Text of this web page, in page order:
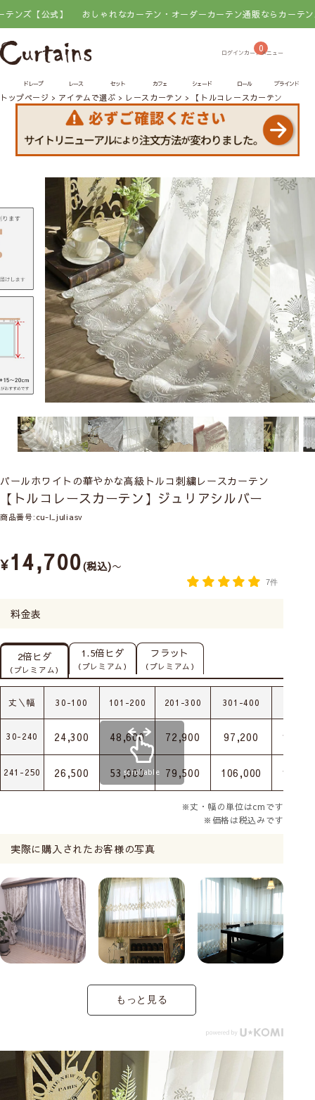
】 おしゃれなカーテン・オーダーカーテン通販ならカーテンズ【公式】
0
ドレープ レース セット カフェ シェード ロール ブラインド
トップページ アイテムで選ぶ レースカーテン 【トルコレースカーテン】ジュ
パールホワイトの華やかな高級トルコ刺繍レースカーテン
【トルコレースカーテン】ジュリアシルバー
商品番号 cu-l_juliasv
¥14,700 税込 〜
7件
料金表
2倍ヒダ
（プレミアム）
1.5倍ヒダ
（プレミアム）
フラット
（プレミアム）
丈＼幅 30-100 101-200 201-300 301-400
30-240 24,300 48,600 72,900 97,200
241-250 26,500 53,000 79,500 106,000
scrollable
※丈・幅の単位はcmです
※価格は税込みです
実際に購入されたお客様の写真
もっと見る